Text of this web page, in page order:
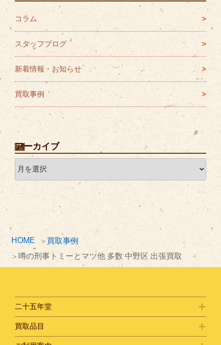
HOME
買取事例
噂の刑事トミーとマツ他 多数 中野区 出張買取
コラム
スタッフブログ
新着情報・お知らせ
買取事例
アーカイブ
ー
カ
二十五年堂
買取品目